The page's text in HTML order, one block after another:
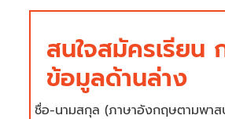
สนใจสมัครเรียน
ข้อมูลด้านล่าง
ชื่อ-นามสกุล (ภาษาอังกฤษตามพา